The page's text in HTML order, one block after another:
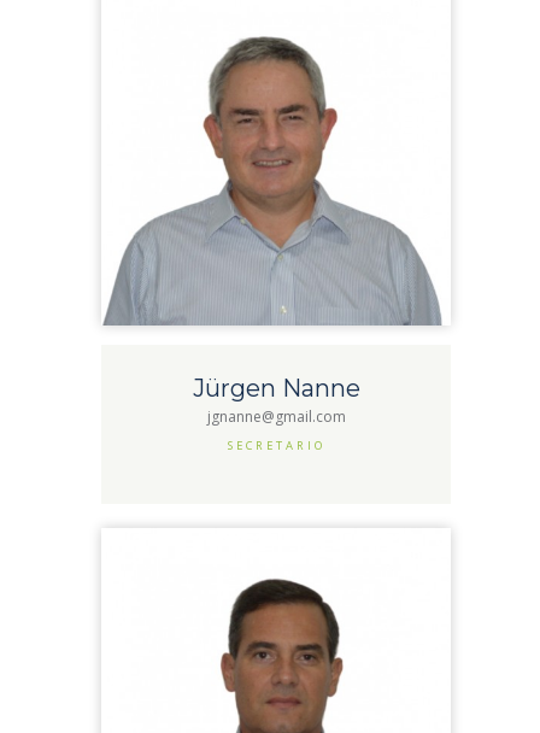
Jürgen Nanne
jgnanne@gmail.com
SECRETARIO